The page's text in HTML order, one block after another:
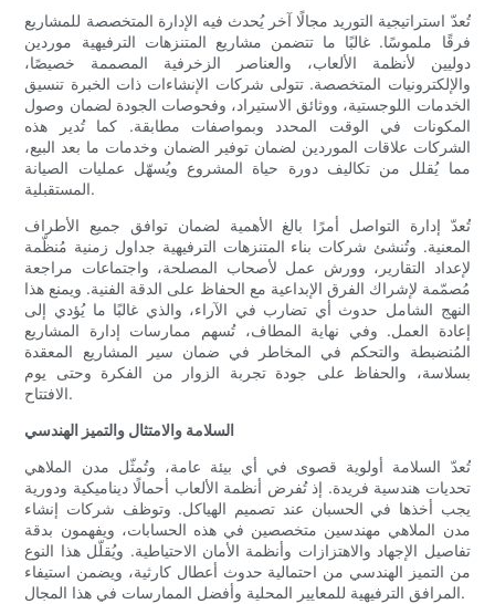
تُعدّ استراتيجية التوريد مجالًا آخر يُحدث فيه الإدارة المتخصصة للمشاريع
فرقًا ملموسًا. غالبًا ما تتضمن مشاريع المتنزهات الترفيهية موردين
دوليين لأنظمة الألعاب، والعناصر الزخرفية المصممة خصيصًا،
والإلكترونيات المتخصصة. تتولى شركات الإنشاءات ذات الخبرة تنسيق
الخدمات اللوجستية، ووثائق الاستيراد، وفحوصات الجودة لضمان وصول
المكونات في الوقت المحدد وبمواصفات مطابقة. كما تُدير هذه
الشركات علاقات الموردين لضمان توفير الضمان وخدمات ما بعد البيع،
مما يُقلل من تكاليف دورة حياة المشروع ويُسهّل عمليات الصيانة
المستقبلية.
تُعدّ إدارة التواصل أمرًا بالغ الأهمية لضمان توافق جميع الأطراف
المعنية. وتُنشئ شركات بناء المتنزهات الترفيهية جداول زمنية مُنظّمة
لإعداد التقارير، وورش عمل لأصحاب المصلحة، واجتماعات مراجعة
مُصمّمة لإشراك الفرق الإبداعية مع الحفاظ على الدقة الفنية. ويمنع هذا
النهج الشامل حدوث أي تضارب في الآراء، والذي غالبًا ما يُؤدي إلى
إعادة العمل. وفي نهاية المطاف، تُسهم ممارسات إدارة المشاريع
المُنضبطة والتحكم في المخاطر في ضمان سير المشاريع المعقدة
بسلاسة، والحفاظ على جودة تجربة الزوار من الفكرة وحتى يوم
الافتتاح.
السلامة والامتثال والتميز الهندسي
تُعدّ السلامة أولوية قصوى في أي بيئة عامة، وتُمثّل مدن الملاهي
تحديات هندسية فريدة. إذ تُفرض أنظمة الألعاب أحمالًا ديناميكية ودورية
يجب أخذها في الحسبان عند تصميم الهياكل. وتوظف شركات إنشاء
مدن الملاهي مهندسين متخصصين في هذه الحسابات، ويفهمون بدقة
تفاصيل الإجهاد والاهتزازات وأنظمة الأمان الاحتياطية. ويُقلّل هذا النوع
من التميز الهندسي من احتمالية حدوث أعطال كارثية، ويضمن استيفاء
المرافق الترفيهية للمعايير المحلية وأفضل الممارسات في هذا المجال.